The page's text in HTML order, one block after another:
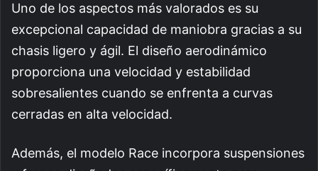
Uno de los aspectos más valorados es su
excepcional capacidad de maniobra gracias a su
chasis ligero y ágil. El diseño aerodinámico
proporciona una velocidad y estabilidad
sobresalientes cuando se enfrenta a curvas
cerradas en alta velocidad.
Además, el modelo Race incorpora suspensiones